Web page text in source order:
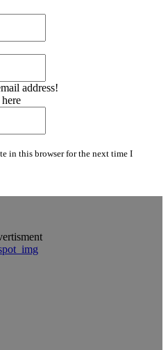
address!
in this browser for the next time I